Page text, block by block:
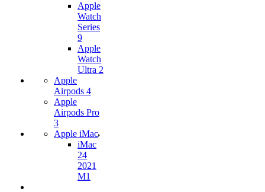
Apple
Watch
Series
9
Apple
Watch
Ultra 2
Apple
Airpods 4
Apple
Airpods Pro
3
Apple iMac
iMac
24
2021
M1